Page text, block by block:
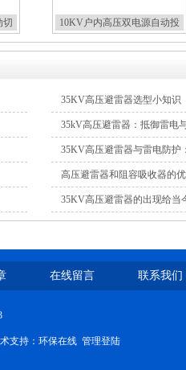
切
10KV户内高压双电源自动投
35KV高压避雷器选型小知识
35kV高压避雷器：抵御雷电
35KV高压避雷器与雷电防护
高压避雷器和阻容吸收器的
35KV高压避雷器的出现给当
在线留言 联系我们
支持： 环保在线 管理登陆